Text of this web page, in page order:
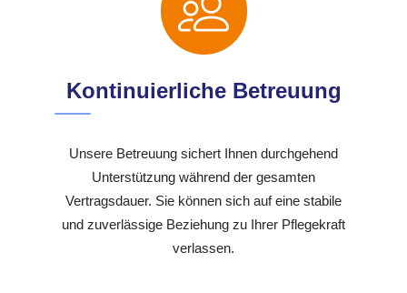
Kontinuierliche Betreuung
Unsere Betreuung sichert Ihnen durchgehend
Unterstützung während der gesamten
Vertragsdauer. Sie können sich auf eine stabile
und zuverlässige Beziehung zu Ihrer Pflegekraft
verlassen.